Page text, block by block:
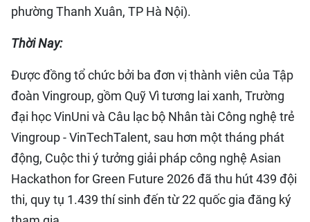
VĂN HÓA - VĂN NGHỆ
QUỐC TẾ
THỂ THAO
DU LỊCH
HỒ SƠ - TƯ LIỆU
phường Thanh Xuân, TP Hà Nội).
Thời Nay:
Được đồng tổ chức bởi ba đơn vị thành viên của Tập
đoàn Vingroup, gồm Quỹ Vì tương lai xanh, Trường
đại học VinUni và Câu lạc bộ Nhân tài Công nghệ trẻ
Vingroup - VinTechTalent, sau hơn một tháng phát
động, Cuộc thi ý tưởng giải pháp công nghệ Asian
Hackathon for Green Future 2026 đã thu hút 439 đội
thi, quy tụ 1.439 thí sinh đến từ 22 quốc gia đăng ký